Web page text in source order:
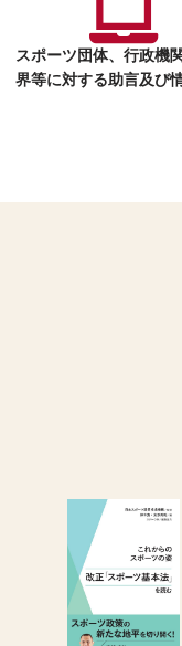
スポーツ団体、行政機
界等に対する助言及び